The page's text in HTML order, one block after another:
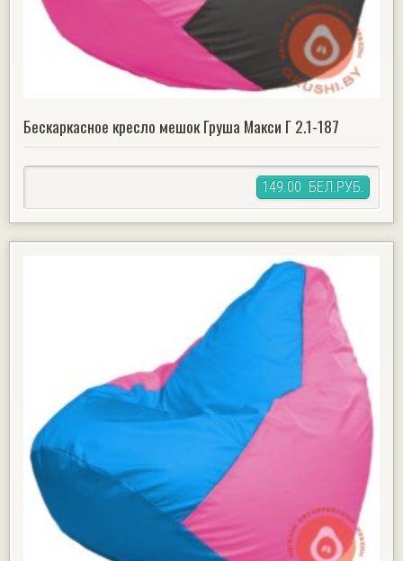
Бескаркасное кресло мешок Груша Макси Г 2.1-187
149.00 БЕЛ.РУБ.